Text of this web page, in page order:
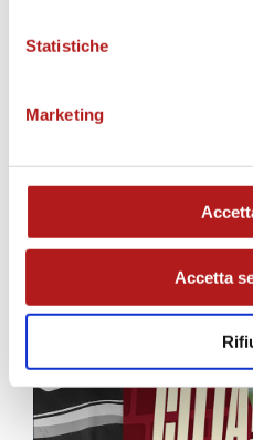
Statistiche
Marketing
Accetta
MATCH PROGRAM